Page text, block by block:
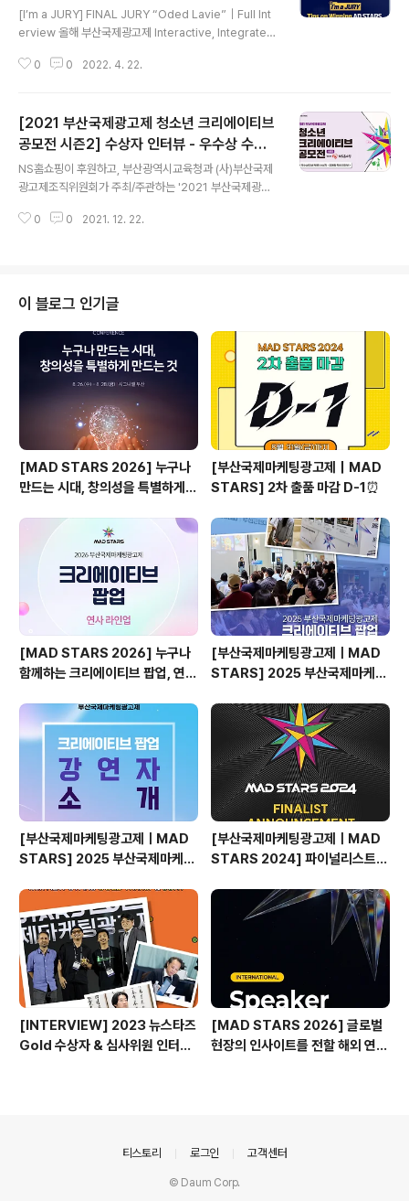
[I’m a JURY] FINAL JURY “Oded Lavie”｜Full Int
erview 올해 부산국제광고제 Interactive, Integrated,
ncer 부문 본선 심사위원인 'Oded Lavie'를 만나봤습니
022 부산국제광고제! 여러분의 많은 참여 부탁드립니다
🔥🔥 AD STARS 2022 심사위원이 궁금하시다면 ww
w.adstars.org를 방문해주세요❗ Oded Lavie 인터뷰
👉 https://youtu.be/QuimvN1gbYQ - [I’m a JUR
0 0 2022. 4. 22.
[2021 부산국제광고제 청소년 크리에이티브
공모전 시즌2] 수상자 인터뷰 - 우수상 수상
자 감예림 학생
NS홈쇼핑이 후원하고, 부산광역시교육청과 (사)부산국제
광고제조직위원회가 주최/주관하는 '2021 부산국제광고
이번 공모전에서 수상의 영광을 안은 8팀 중, 마지막 우수
상적인 대화로 녹여낸 라는 작품으로 우수상을 수상한 감
예림 학생입니다! 우수상(NS홈쇼핑 대표이사상) - 중국연
대한국학교 '감예림' 학생 [수상 소감] 감예림 학생 : 평소
사람의 마음을 움직이게 하여 실구매와 같은 행위를 이끌
어내는 광고의 특성에 매력을 느끼고 있었는데, 이번 기회
에 광고를 제가 직접 기획하고 만들 수 ..
0 0 2021. 12. 22.
이 블로그 인기글
[MAD STARS 2026] 누구나
만드는 시대, 창의성을 특별하게
[부산국제마케팅광고제｜MAD
STARS] 2차 출품 마감 D-1⏰
[MAD STARS 2026] 누구나
함께하는 크리에이티브 팝업, 연사
[부산국제마케팅광고제ㅣMAD
STARS] 2025 부산국제마케팅
기
[부산국제마케팅광고제ㅣMAD
STARS] 2025 부산국제마케팅
소개
[부산국제마케팅광고제ㅣMAD
STARS 2024] 파이널리스트
[INTERVIEW] 2023 뉴스타즈
Gold 수상자 & 심사위원 인터뷰
[MAD STARS 2026] 글로벌
현장의 인사이트를 전할 해외 연사
티스토리 로그인 고객센터
© Daum Corp.